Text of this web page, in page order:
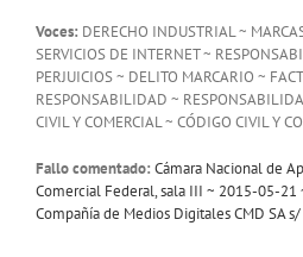
Voces: DERECHO INDUSTRIAL ~
SERVICIOS DE INTERNET ~
PERJUICIOS ~ DELITO MARCARIO ~
RESPONSABILIDAD ~
CIVIL Y COMERCIAL ~ CÓDIGO CIVIL Y
Fallo comentado: Cámara Nacional de
Comercial Federal, sala III ~ 2015-05-
Compañía de Medios Digitales CMD SA